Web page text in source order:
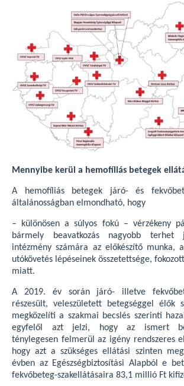
Mennyibe kerül a hemofíliás betegek
A hemofíliás betegek járó- és
általánosságban elmondható, hogy
– különösen a súlyos fokú – vérzékeny
bármely beavatkozás nagyobb
intézmény számára az előkészítő munka,
utókövetés lépéseinek összetettsége,
miatt.
A 2019. év során járó- illetve
részesült, veleszületett betegséggel élők
megközelíti a szakmai becslés szerinti
egyfelől azt jelzi, hogy az ismert
ténylegesen felmerül az igény rendszeres
hogy azt a szükséges ellátási szinten
évben az Egészségbiztosítási Alapból e
fekvőbeteg-szakellátásaira 83,1 millió Ft